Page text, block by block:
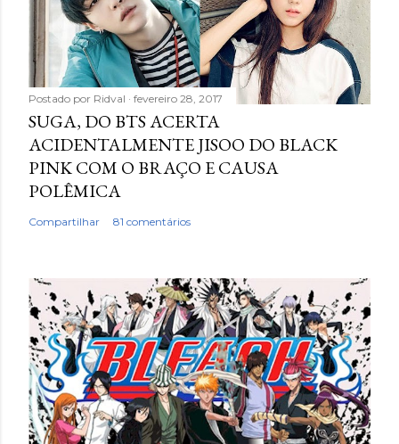
Postado por Ridval fevereiro 28, 2017
SUGA, DO BTS ACERTA
ACIDENTALMENTE JISOO DO BLACK
PINK COM O BRAÇO E CAUSA
POLÊMICA
Compartilhar 81 comentários